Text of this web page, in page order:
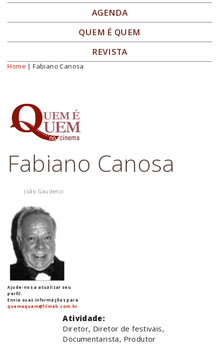
AGENDA
QUEM É QUEM
REVISTA
Você está aqui
Home | Fabiano Canosa
Fabiano Canosa
João Gaudenzi
Ajude-nos a atualizar seu
perfil.
Envie suas informações para
quemequem@filmeb.com.br
Atividade:
Diretor, Diretor de festivais,
Documentarista, Produtor